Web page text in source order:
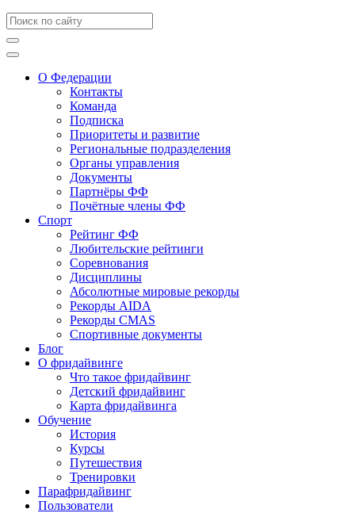
О Федерации
Контакты
Команда
Подписка
Приоритеты и развитие
Региональные подразделения
Органы управления
Документы
Партнёры ФФ
Почётные члены ФФ
Спорт
Рейтинг ФФ
Любительские рейтинги
Соревнования
Дисциплины
Абсолютные мировые рекорды
Рекорды AIDA
Рекорды CMAS
Спортивные документы
Блог
О фридайвинге
Что такое фридайвинг
Детский фридайвинг
Карта фридайвинга
Обучение
История
Курсы
Путешествия
Тренировки
Парафридайвинг
Пользователи